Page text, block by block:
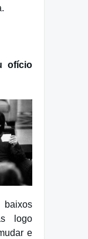
ofício
baixos
logo
e